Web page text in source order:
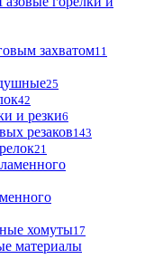
захватом11
25
42
и резки6
резаков143
21
хомуты17
материалы